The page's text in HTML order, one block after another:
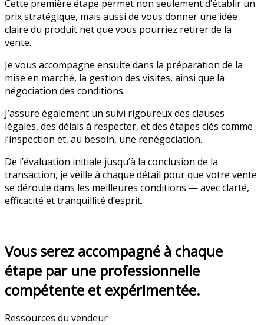
Cette première étape permet non seulement d’établir un
prix stratégique, mais aussi de vous donner une idée
claire du produit net que vous pourriez retirer de la
vente.
Je vous accompagne ensuite dans la préparation de la
mise en marché, la gestion des visites, ainsi que la
négociation des conditions.
J’assure également un suivi rigoureux des clauses
légales, des délais à respecter, et des étapes clés comme
l’inspection et, au besoin, une renégociation.
De l’évaluation initiale jusqu’à la conclusion de la
transaction, je veille à chaque détail pour que votre vente
se déroule dans les meilleures conditions — avec clarté,
efficacité et tranquillité d’esprit.
Vous serez accompagné à chaque
étape par une professionnelle
compétente et expérimentée.
Ressources du vendeur